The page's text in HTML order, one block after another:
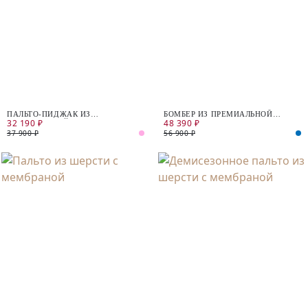
ПАЛЬТО-ПИДЖАК ИЗ
ПРЕМИАЛЬНОЙ ШЕРСТИ С
ДОБАВЛЕНИЕМ КАШЕМИРА И
32 190 ₽
37 900 ₽
БОМБЕР ИЗ ПРЕМИАЛЬНОЙ
ШЕРСТИ АЛЬПАКА
48 390 ₽
56 900 ₽